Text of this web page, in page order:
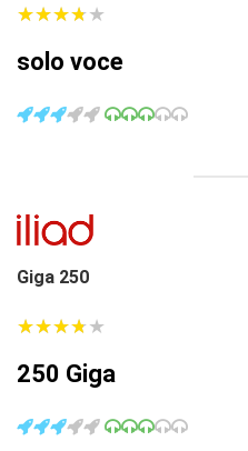
★★★★★
★★★★★
solo voce
Giga 250
★★★★★
★★★★★
250 Giga